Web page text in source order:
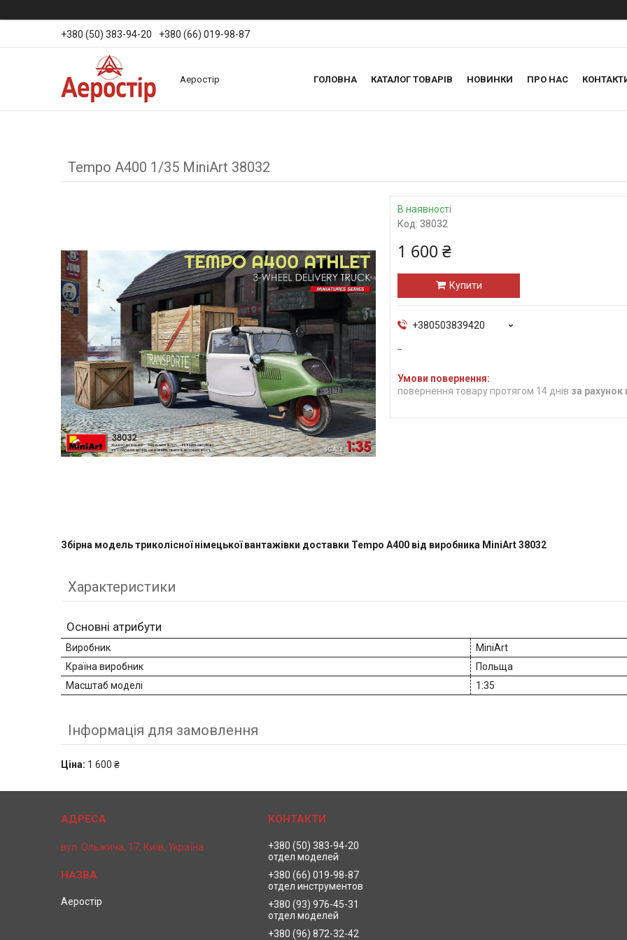
+380 (50) 383-94-20 +380 (66) 019-98-87
Аеростір ГОЛОВНА КАТАЛОГ ТОВАРІВ НОВИНКИ ПРО НАС
Tempo A400 1/35 MiniArt 38032
В наявності
Код: 38032
1 600 ₴
Купити
+380503839420
повернення товару протягом 14 днів за рахунок
Збірна модель триколісної німецької вантажівки доставки Tempo A400 від виробника MiniArt 38032
Характеристики
Основні атрибути
Виробник
MiniArt
Країна виробник
Польща
Масштаб моделі
1:35
Інформація для замовлення
Ціна: 1 600 ₴
вул. Ольжича, 17, Київ, Україна
Аеростір
+380 (50) 383-94-20
отдел моделей
+380 (66) 019-98-87
отдел инструментов
+380 (93) 976-45-31
отдел моделей
+380 (96) 872-32-42